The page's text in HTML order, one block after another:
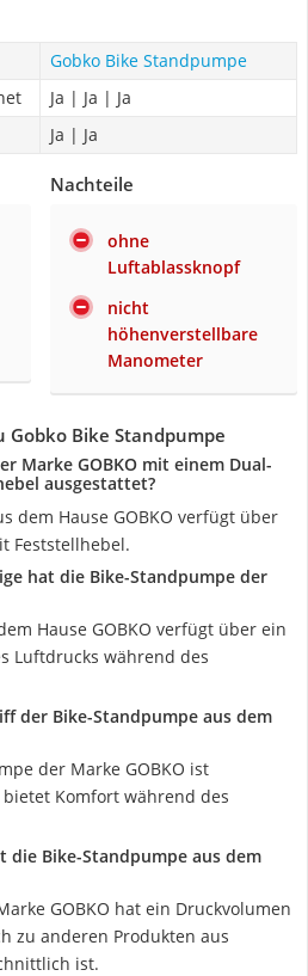
Gobko Bike Standpumpe
Ja | Ja | Ja
Ja | Ja
Nachteile
ohne
Luftablassknopf
nicht
höhenverstellbare
Manometer
Bike Standpumpe
Marke GOBKO mit einem Dual-
ausgestattet?
dem Hause GOBKO verfügt über
Feststellhebel.
hat die Bike-Standpumpe der
Hause GOBKO verfügt über ein
Luftdrucks während des
der Bike-Standpumpe aus dem
der Marke GOBKO ist
Komfort während des
die Bike-Standpumpe aus dem
GOBKO hat ein Druckvolumen
zu anderen Produkten aus
ist.